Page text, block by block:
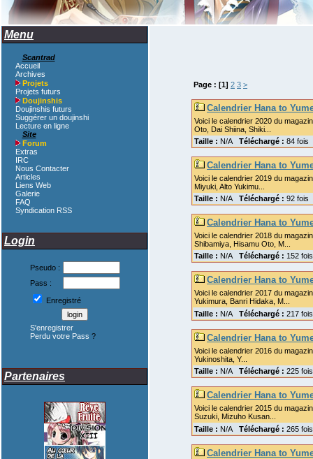
Menu
Scantrad
Accueil
Archives
Projets
Projets futurs
Doujinshis
Doujinshis futurs
Suggérer un doujinshi
Lecture en ligne
Site
Forum
Extras
IRC
Nous Contacter
Articles
Liens Web
Galerie
FAQ
Syndication RSS
Login
Pseudo :
Pass :
Enregistré
S'enregistrer
Perdu votre Pass ?
Partenaires
Page : [1] 2 3 >
Calendrier Hana to
Voici le calendrier 2020 du
Oto, Dai Shiina, Shiki...
Taille : N/A Téléchargé : 84 fois
Calendrier Hana to
Voici le calendrier 2019 du
Miyuki, Alto Yukimu...
Taille : N/A Téléchargé : 92 fois
Calendrier Hana to
Voici le calendrier 2018 du
Shibamiya, Hisamu Oto, M...
Taille : N/A Téléchargé : 152
Calendrier Hana to
Voici le calendrier 2017 du
Yukimura, Banri Hidaka, M...
Taille : N/A Téléchargé : 217
Calendrier Hana to
Voici le calendrier 2016 du
Yukinoshita, Y...
Taille : N/A Téléchargé : 225
Calendrier Hana to
Voici le calendrier 2015 du
Suzuki, Mizuho Kusan...
Taille : N/A Téléchargé : 265
Calendrier Hana to